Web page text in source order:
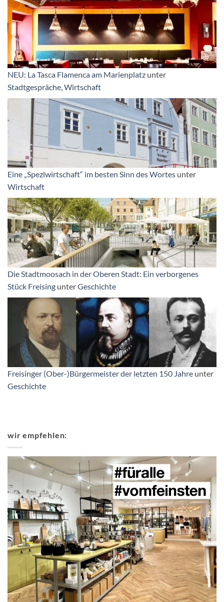
NEU: La Tasca Flamenca am Marienplatz unter
Stadtgespräche,Wirtschaft
Eine „Spezlwirtschaft“ im besten Sinn des Wortes unter
Wirtschaft
Die Stadtmoosach in der Oberen Stadt: Ein verborgenes
Stück Freising unterGeschichte
Freisinger (Ober-)Bürgermeister der letzten 150 Jahre unter
Geschichte
wir empfehlen: